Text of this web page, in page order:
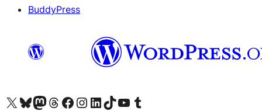
BuddyPress
Apmeklējiet mūsu X (agrāk Twitter) kontu
Apmeklējiet mūsu Bluesky kontu
Apmeklējiet mūsu Mastodon kontu
Apmeklējiet mūsu Threads kontu
Apmeklējiet mūsu Facebook lapuApmeklējiet mūsu Instagram kontu
Apmeklējiet mūsu LinkedIn kontu
Apmeklējiet mūsu TikTok kontu
Apmeklējiet mūsu YouTube kanālu
Apmeklējiet mūsu Tumblr kontu